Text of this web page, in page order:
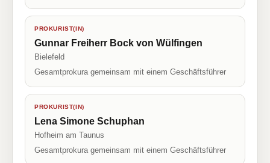
PROKURIST(IN)
Gunnar Freiherr Bock von Wülfingen
Bielefeld
Gesamtprokura gemeinsam mit einem Geschäftsführer
PROKURIST(IN)
Lena Simone Schuphan
Hofheim am Taunus
Gesamtprokura gemeinsam mit einem Geschäftsführer